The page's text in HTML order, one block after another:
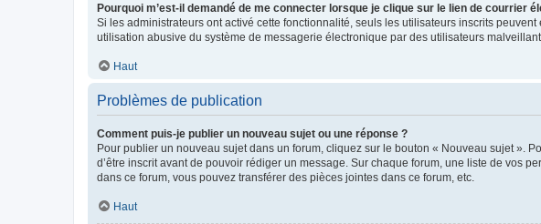
Pourquoi m’est-il demandé de me connecter lorsque je clique sur le lien de courrier
Si les administrateurs ont activé cette fonctionnalité, seuls les utilisateurs inscrits
utilisation abusive du système de messagerie électronique par des utilisateurs
Haut
Problèmes de publication
Comment puis-je publier un nouveau sujet ou une réponse ?
Pour publier un nouveau sujet dans un forum, cliquez sur le bouton « Nouveau sujet ».
d’être inscrit avant de pouvoir rédiger un message. Sur chaque forum, une liste de vos
dans ce forum, vous pouvez transférer des pièces jointes dans ce forum, etc.
Haut